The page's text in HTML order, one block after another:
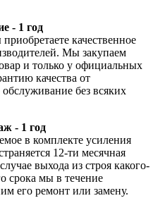
- 1 год
качественное
Мы закупаем
и только у официальных
качества от
без всяких
- 1 год
в комплекте усиления
12-ти месячная
выхода из строя какого-
срока мы в течение
его ремонт или замену.